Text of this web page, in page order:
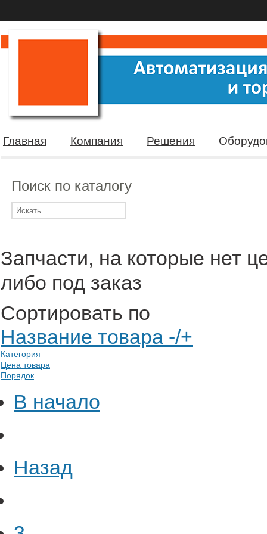
Главная Компания Решения
Поиск по каталогу
Запчасти, на которые нет
либо под заказ
Сортировать по
Название товара -/+
Категория
Цена товара
Порядок
В начало
Назад